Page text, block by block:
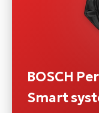
BOSCH
Smart